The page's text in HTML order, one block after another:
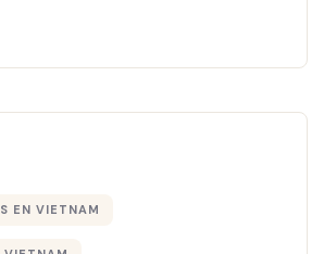
EN VIETNAM